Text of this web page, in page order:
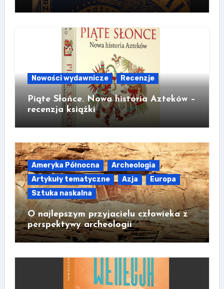
Nowości wydawnicze Recenzje
Piąte Słońce. Nowa historia Azteków –
recenzja książki
Ameryka Północna
Archeologia
Artykuły tematyczne
Azja
Europa
Sztuka naskalna
O najlepszym przyjacielu człowieka z
perspektywy archeologii